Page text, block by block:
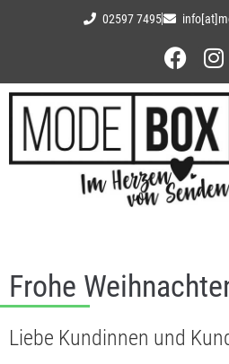
02597 7495
Frohe
Liebe Kundinnen und